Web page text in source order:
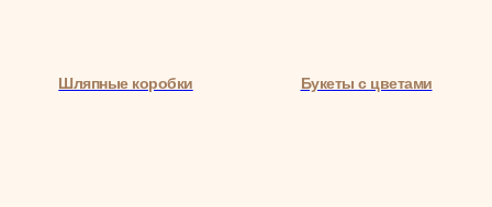
Шляпные коробки Букеты с цветами